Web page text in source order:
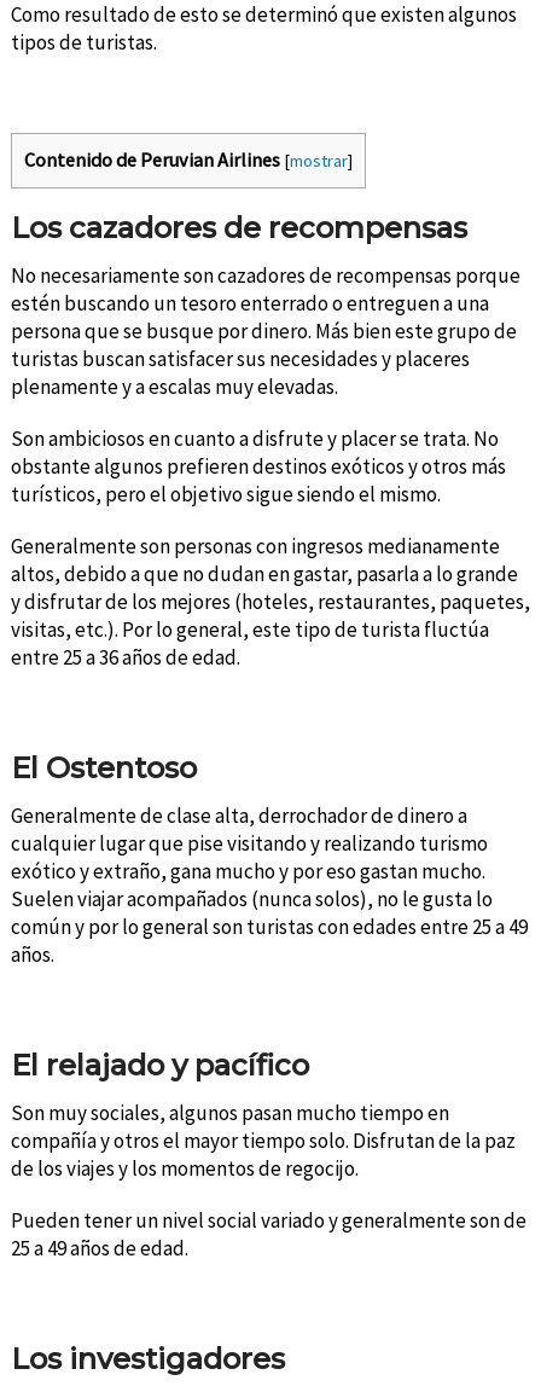
Como resultado de esto se determinó que existen algunos
tipos de turistas.
Contenido de Peruvian Airlines [mostrar]
Los cazadores de recompensas
No necesariamente son cazadores de recompensas porque
estén buscando un tesoro enterrado o entreguen a una
persona que se busque por dinero. Más bien este grupo de
turistas buscan satisfacer sus necesidades y placeres
plenamente y a escalas muy elevadas.
Son ambiciosos en cuanto a disfrute y placer se trata. No
obstante algunos prefieren destinos exóticos y otros más
turísticos, pero el objetivo sigue siendo el mismo.
Generalmente son personas con ingresos medianamente
altos, debido a que no dudan en gastar, pasarla a lo grande
y disfrutar de los mejores (hoteles, restaurantes, paquetes,
visitas, etc.). Por lo general, este tipo de turista fluctúa
entre 25 a 36 años de edad.
El Ostentoso
Generalmente de clase alta, derrochador de dinero a
cualquier lugar que pise visitando y realizando turismo
exótico y extraño, gana mucho y por eso gastan mucho.
Suelen viajar acompañados (nunca solos), no le gusta lo
común y por lo general son turistas con edades entre 25 a 49
años.
El relajado y pacífico
Son muy sociales, algunos pasan mucho tiempo en
compañía y otros el mayor tiempo solo. Disfrutan de la paz
de los viajes y los momentos de regocijo.
Pueden tener un nivel social variado y generalmente son de
25 a 49 años de edad.
Los investigadores